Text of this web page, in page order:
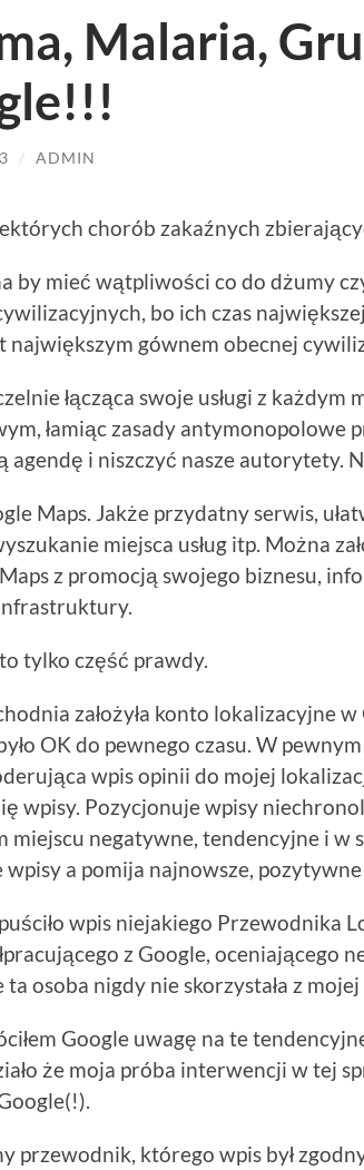
Malaria,
/ ADMIN
chorób zakaźnych
by mieć wątpliwości co do dżumy
bo ich czas
największym gównem obecnej
łącząca swoje usługi z
łamiąc zasady antymonopolowe
agendę i niszczyć nasze autorytety.
Maps. Jakże przydatny serwis,
miejsca usług itp. Można
z promocją swojego biznesu,
tylko część prawdy.
założyła konto lokalizacyjne
OK do pewnego czasu. W
wpis opinii do mojej
wpisy. Pozycjonuje wpisy
miejscu negatywne, tendencyjne i w
a pomija najnowsze, pozytywne .
wpis niejakiego Przewodnika
z Google, oceniającego
ta osoba nigdy nie skorzystała z
Google uwagę na te
że moja próba interwencji w tej
przewodnik, którego wpis był